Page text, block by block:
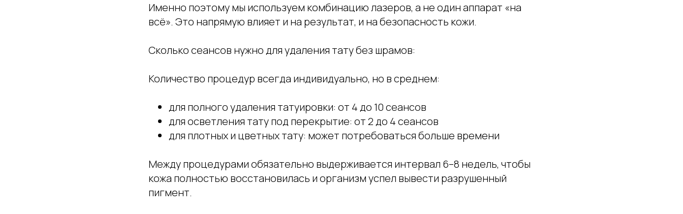
Именно поэтому мы используем комбинацию лазеров, а не один аппарат «на
всё». Это напрямую влияет и на результат, и на безопасность кожи.
Сколько сеансов нужно для удаления тату без шрамов:
Количество процедур всегда индивидуально, но в среднем:
для полного удаления татуировки: от 4 до 10 сеансов
для осветления тату под перекрытие: от 2 до 4 сеансов
для плотных и цветных тату: может потребоваться больше времени
Между процедурами обязательно выдерживается интервал 6–8 недель, чтобы
кожа полностью восстановилась и организм успел вывести разрушенный
пигмент.